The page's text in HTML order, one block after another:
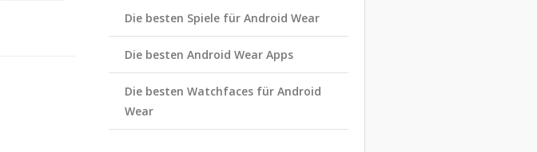
Die besten Spiele für Android Wear
Die besten Android Wear Apps
Die besten Watchfaces für Android
Wear